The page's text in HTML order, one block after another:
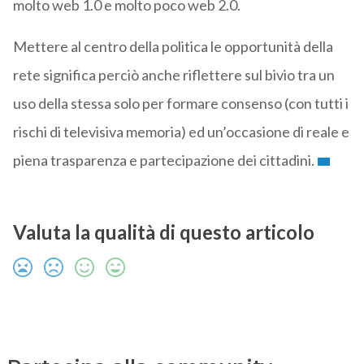
molto web 1.0 e molto poco web 2.0.
Mettere al centro della politica le opportunità della
rete significa perciò anche riflettere sul bivio tra un
uso della stessa solo per formare consenso (con tutti i
rischi di televisiva memoria) ed un’occasione di reale e
piena trasparenza e partecipazione dei cittadini.
Valuta la qualità di questo articolo